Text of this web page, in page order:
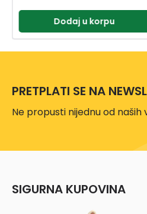
Dodaj u korpu
PRETPLATI SE NA
Ne propusti nijednu od naših
SIGURNA KUPOVINA